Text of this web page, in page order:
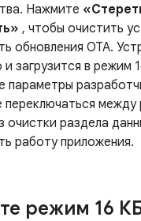
Нажмите
, чтобы очистить
обновления OTA.
загрузится в режим
параметры
переключаться
очистки раздела
работу приложения.
режим 16